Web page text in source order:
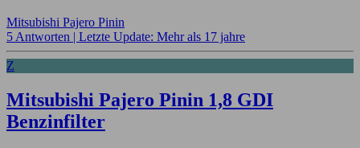
Mitsubishi Pajero Pinin
5 Antworten | Letzte Update: Mehr als 17 jahre
Z
Mitsubishi Pajero Pinin 1,8 GDI
Benzinfilter